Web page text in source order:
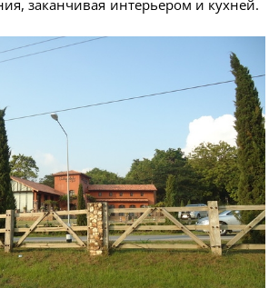
заканчивая интерьером и кухней.